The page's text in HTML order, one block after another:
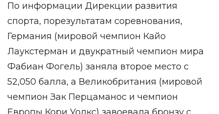
По информации Дирекции развития
спорта, порезультатам соревнования,
Германия (мировой чемпион Кайо
Лаукстерман и двукратный чемпион мира
Фабиан Фогель) заняла второе место с
52,050 балла, а Великобритания (мировой
чемпион Зак Перцаманос и чемпион